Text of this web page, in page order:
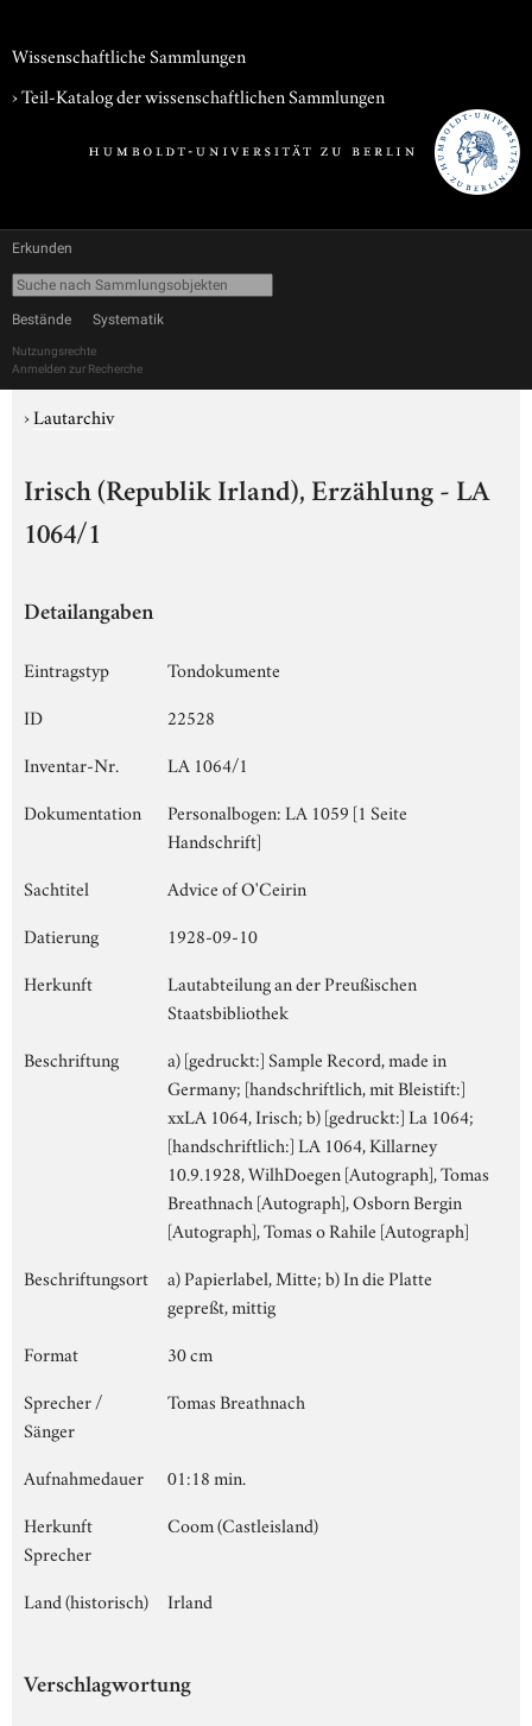
Wissenschaftliche Sammlungen
› Teil-Katalog der wissenschaftlichen Sammlungen
Erkunden
Bestände Systematik
Nutzungsrechte
Anmelden zur Recherche
›Lautarchiv
Irisch (Republik Irland), Erzählung - LA
1064/1
Detailangaben
Eintragstyp
Tondokumente
ID
22528
Inventar-Nr.
LA 1064/1
Dokumentation
Personalbogen: LA 1059 [1 Seite
Handschrift]
Sachtitel
Advice of O'Ceirin
Datierung
1928-09-10
Herkunft
Lautabteilung an der Preußischen
Staatsbibliothek
Beschriftung
a) [gedruckt:] Sample Record, made in
Germany; [handschriftlich, mit Bleistift:]
xxLA 1064, Irisch; b) [gedruckt:] La 1064;
[handschriftlich:] LA 1064, Killarney
10.9.1928, WilhDoegen [Autograph], Tomas
Breathnach [Autograph], Osborn Bergin
[Autograph], Tomas o Rahile [Autograph]
Beschriftungsort
a) Papierlabel, Mitte; b) In die Platte
gepreßt, mittig
Format
30 cm
Sprecher /
Sänger
Tomas Breathnach
Aufnahmedauer
01:18 min.
Herkunft
Sprecher
Coom (Castleisland)
Land (historisch) Irland
Verschlagwortung